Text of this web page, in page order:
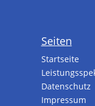
Seiten
Startseite
Datenschutz
Impressum